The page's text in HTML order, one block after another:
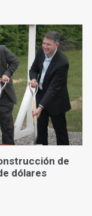
de
dólares